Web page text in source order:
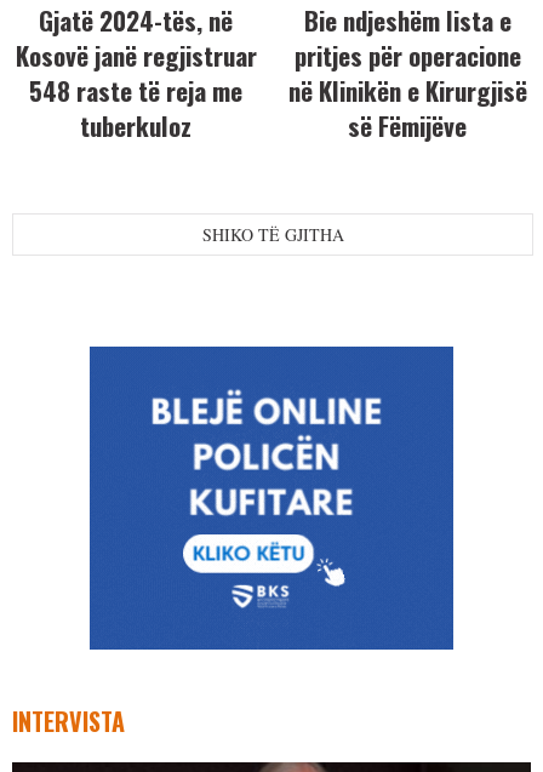
Gjatë 2024-tës, në
Kosovë janë regjistruar
548 raste të reja me
tuberkuloz
Bie ndjeshëm lista e
pritjes për operacione
në Klinikën e Kirurgjisë
së Fëmijëve
SHIKO TË GJITHA
INTERVISTA